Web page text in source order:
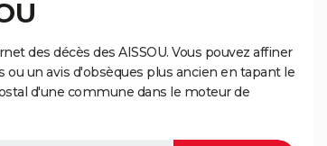
des décès des AISSOU. Vous pouvez affiner
un avis d'obsèques plus ancien en tapant le
d'une commune dans le moteur de